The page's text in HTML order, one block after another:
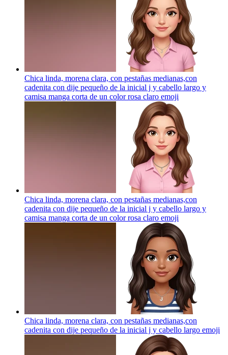
Chica linda, morena clara, con pestañas medianas,con
cadenita con dije pequeño de la inicial j y cabello largo y
camisa manga corta de un color rosa claro emoji
Chica linda, morena clara, con pestañas medianas,con
cadenita con dije pequeño de la inicial j y cabello largo y
camisa manga corta de un color rosa claro emoji
Chica linda, morena clara, con pestañas medianas,con
cadenita con dije pequeño de la inicial j y cabello largo emoji